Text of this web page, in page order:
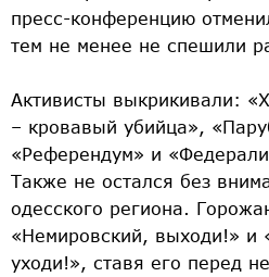
пресс-конференцию
тем не менее не спешили
Активисты выкрикивали:
– кровавый убийца»,
«Референдум» и
Также не остался без
одесского региона.
«Немировский, выходи!» и
уходи!», ставя его перед